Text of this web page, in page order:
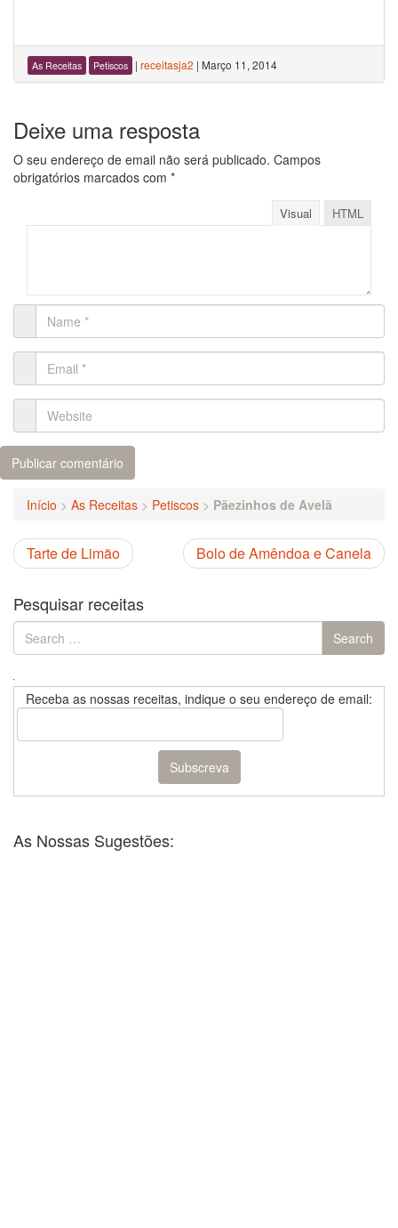
As Receitas Petiscos | receitasja2 | Março 11, 2014
Deixe uma resposta
O seu endereço de email não será publicado. Campos
obrigatórios marcados com *
Visual HTML
Início > As Receitas > Petiscos > Pãezinhos de Avelã
Bolo de Amêndoa e Canela
Tarte de Limão
Pesquisar receitas
Search
for:
Search
Receba as nossas receitas, indique o seu endereço de email:
As Nossas Sugestões: